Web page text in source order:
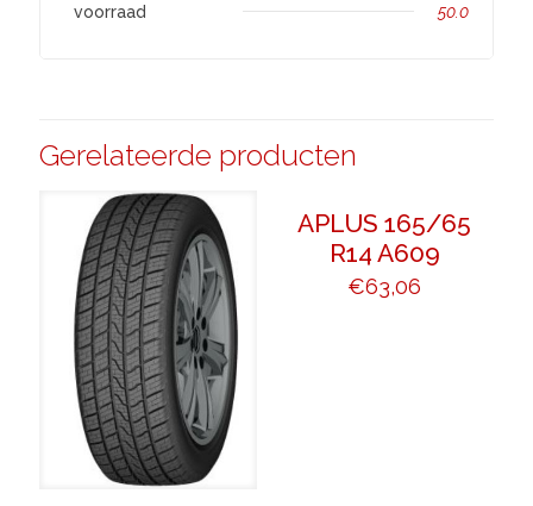
voorraad 50.0
Gerelateerde producten
APLUS 165/65
R14 A609
€63,06